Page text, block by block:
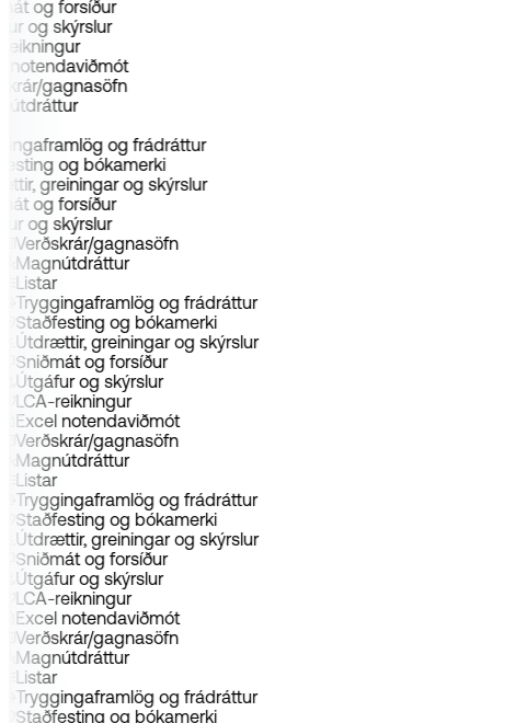
og forsíður
og skýrslur
reikningur
notendaviðmót
gagnasöfn
og frádráttur
og bókamerki
greiningar og skýrslur
og forsíður
og skýrslur
Verðskrár/gagnasöfn
Magnútdráttur
Listar
Tryggingaframlög og frádráttur
Staðfesting og bókamerki
Útdrættir, greiningar og skýrslur
Sniðmát og forsíður
Útgáfur og skýrslur
LCA-reikningur
Excel notendaviðmót
Verðskrár/gagnasöfn
Magnútdráttur
Listar
Tryggingaframlög og frádráttur
Staðfesting og bókamerki
Útdrættir, greiningar og skýrslur
Sniðmát og forsíður
Útgáfur og skýrslur
LCA-reikningur
Excel notendaviðmót
Verðskrár/gagnasöfn
Magnútdráttur
Listar
Tryggingaframlög og frádráttur
Staðfesting og bókamerki